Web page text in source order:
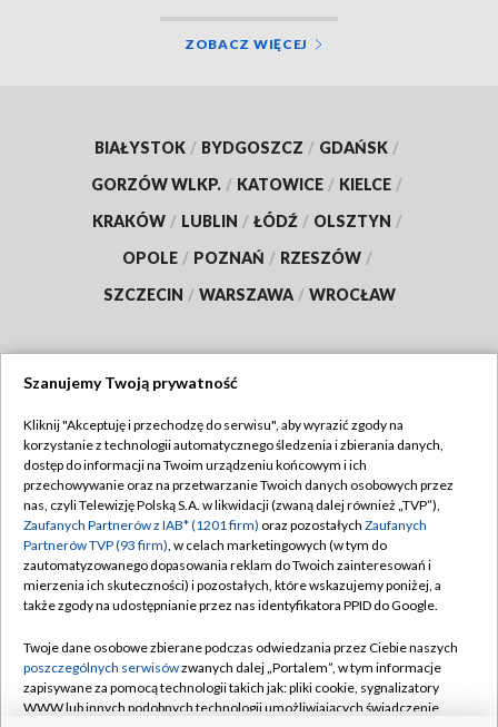
ZOBACZ WIĘCEJ
BIAŁYSTOK / BYDGOSZCZ / GDAŃSK /
GORZÓW WLKP. / KATOWICE / KIELCE /
KRAKÓW / LUBLIN / ŁÓDŹ / OLSZTYN /
OPOLE / POZNAŃ / RZESZÓW /
SZCZECIN / WARSZAWA / WROCŁAW
TVP
Abonament TVP
Emisja w TVP
Centrum informacji TVP
Naziemna Telewizja Cyfrowa
Rada Programowa
System NOS
Regulamin TVP
Polityka prywatności
Moje zgody
Pomoc
Kontakt
Szanujemy Twoją prywatność
Kliknij "Akceptuję i przechodzę do serwisu", aby wyrazić zgody na
korzystanie z technologii automatycznego śledzenia i zbierania danych,
dostęp do informacji na Twoim urządzeniu końcowym i ich
przechowywanie oraz na przetwarzanie Twoich danych osobowych przez
nas, czyli Telewizję Polską S.A. w likwidacji (zwaną dalej również „TVP”),
Zaufanych Partnerów z IAB* (1201 firm) oraz pozostałych Zaufanych
Partnerów TVP (93 firm), w celach marketingowych (w tym do
zautomatyzowanego dopasowania reklam do Twoich zainteresowań i
mierzenia ich skuteczności) i pozostałych, które wskazujemy poniżej, a
także zgody na udostępnianie przez nas identyfikatora PPID do Google.
Twoje dane osobowe zbierane podczas odwiedzania przez Ciebie naszych
poszczególnych serwisówzwanych dalej „Portalem”, w tym informacje
zapisywane za pomocą technologii takich jak: pliki cookie, sygnalizatory
WWW lub innych podobnych technologii umożliwiających świadczenie